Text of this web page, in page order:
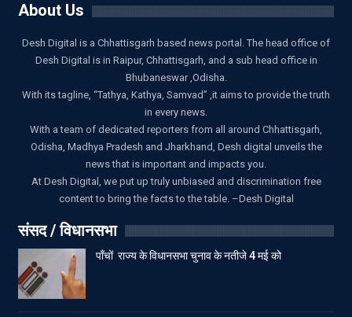
About Us
Desh Digital is a Chhattisgarh based news portal. The head office of
Desh Digital is in Raipur, Chhattisgarh, and a sub head office in
Bhubaneswar ,Odisha.
With its tagline, “Tathya, Kathya, Samvad” ,it aims to provide the truth
in every news.
With a team of dedicated reporters from all around Chhattisgarh,
Odisha, Madhya Pradesh and Jharkhand, Desh digital unveils the
news that is important and impacts you.
At Desh Digital, we put up truly unbiased and discrimination free
content to bring the facts to the table. –Desh Digital
संसद / विधानसभा
पाँचों राज्य के विधानसभा चुनाव के नतीजे 4 मई को